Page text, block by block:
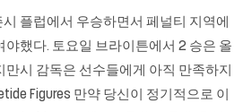
플럽에서 우승하면서 페널티 지역에
야했다. 토요일 브라이튼에서 2 승은 올
만시 감독은 선수들에게 아직 만족하지
Figures 만약 당신이 정기적으로 이